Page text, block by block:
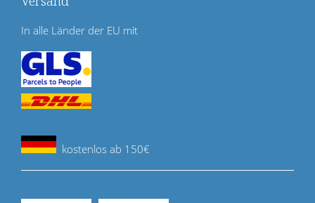
In alle Länder der EU mit
kostenlos ab 150€